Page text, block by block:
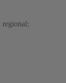
regional;